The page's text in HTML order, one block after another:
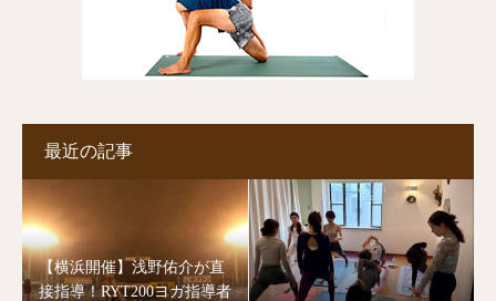
最近の記事
【横浜開催】浅野佑介が直
接指導！RYT200ヨガ指導者